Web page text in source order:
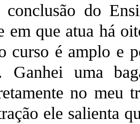
do
em que atua há
curso é amplo e
Ganhei uma
no meu
ele salienta